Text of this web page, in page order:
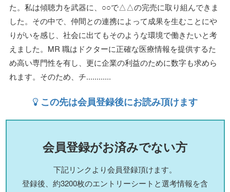
た。私は傾聴力を武器に、○○で△△の完売に取り組んできま
した。その中で、仲間との連携によって成果を生むことにや
りがいを感じ、社会に出てもそのような環境で働きたいと考
えました。MR 職はドクターに正確な医療情報を提供するた
め高い専門性を有し、更に企業の利益のために数字も求めら
れます。そのため、チ............
この先は会員登録後にお読み頂けます
会員登録がお済みでない方
下記リンクより会員登録頂けます。
登録後、約3200枚のエントリーシートと選考情報を含